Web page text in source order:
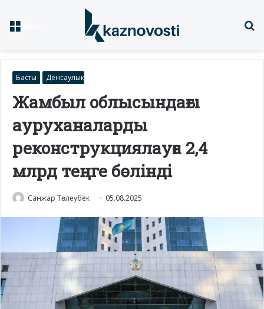
Басты Денсаулық
Жамбыл облысындағы
ауруханаларды
реконструкциялауға 2,4
млрд теңге бөлінді
Санжар Төлеубек 05.08.2025